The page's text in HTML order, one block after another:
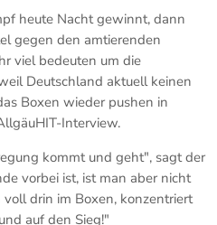
heute Nacht gewinnt, dann
gegen den amtierenden
viel bedeuten um die
Deutschland aktuell keinen
Boxen wieder pushen in
Interview.
kommt und geht", sagt der
vorbei ist, ist man aber nicht
drin im Boxen, konzentriert
auf den Sieg!"